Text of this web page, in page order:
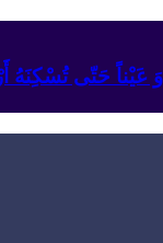
عَیْناً حَتّى